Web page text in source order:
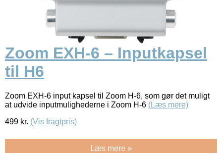
Zoom EXH-6 – Inputkapsel
til H6
Zoom EXH-6 input kapsel til Zoom H-6, som gør det muligt
at udvide inputmulighederne i Zoom H-6 (Læs mere)
499 kr. (Vis fragtpris)
Læs mere »